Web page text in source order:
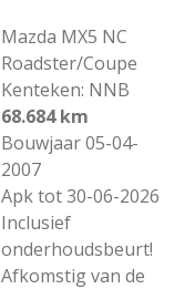
Mazda MX5 NC
Roadster/Coupe
Kenteken: NNB
68.684 km
Bouwjaar 05-04-
2007
Apk tot 30-06-2026
Inclusief
onderhoudsbeurt!
Afkomstig van de